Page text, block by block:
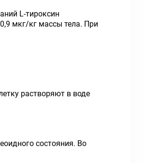
L-тироксин
мкг/кг массы тела. При
растворяют в воде
состояния. Во